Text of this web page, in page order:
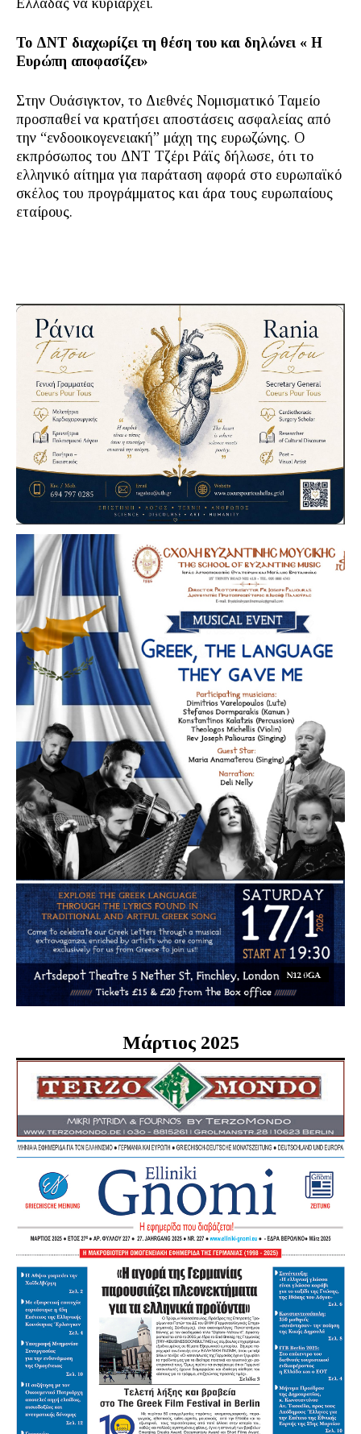
Ελλάδας να κυριαρχεί.
Το ΔΝΤ διαχωρίζει τη θέση του και δηλώνει « Η
Ευρώπη αποφασίζει»
Στην Ουάσιγκτον, το Διεθνές Νομισματικό Ταμείο
προσπαθεί να κρατήσει αποστάσεις ασφαλείας από
την “ενδοοικογενειακή” μάχη της ευρωζώνης. Ο
εκπρόσωπος του ΔΝΤ Τζέρι Ράϊς δήλωσε, ότι το
ελληνικό αίτημα για παράταση αφορά στο ευρωπαϊκό
σκέλος του προγράμματος και άρα τους ευρωπαίους
εταίρους.
Μάρτιος 2025